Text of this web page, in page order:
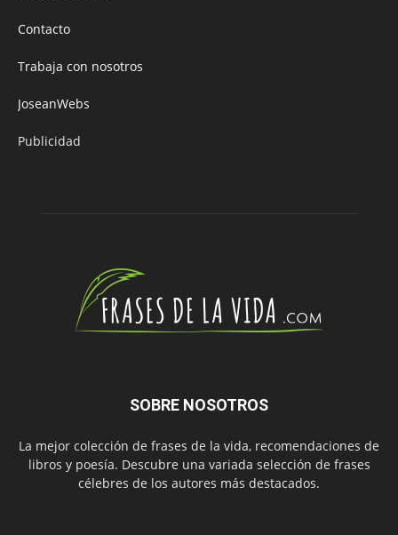
Contacto
Trabaja con nosotros
JoseanWebs
Publicidad
SOBRE NOSOTROS
La mejor colección de frases de la vida, recomendaciones de
libros y poesía. Descubre una variada selección de frases
célebres de los autores más destacados.